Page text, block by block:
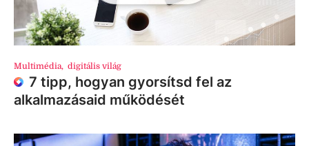
Multimédia, digitális világ
7 tipp, hogyan gyorsítsd fel az
alkalmazásaid működését